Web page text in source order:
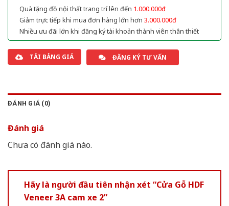
Quà tặng đồ nội thất trang trí lên đến 1.000.000đ
Giảm trực tiếp khi mua đơn hàng lớn hơn 3.000.000đ
Nhiều ưu đãi lớn khi đăng ký tài khoản thành viên thân thiết
TẢI BẢNG GIÁ ĐĂNG KÝ TƯ VẤN
ĐÁNH GIÁ (0)
Đánh giá
Chưa có đánh giá nào.
Hãy là người đầu tiên nhận xét “Cửa Gỗ HDF
Veneer 3A cam xe 2”